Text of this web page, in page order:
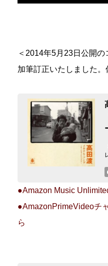
＜2014年5月23日公開
加筆訂正いたしました。
●Amazon Music
●AmazonPrimeVideoチ
ら